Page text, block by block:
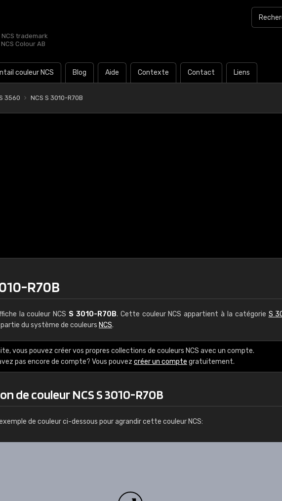
trademark
Colour AB
couleur NCS Blog Aide Contexte Contact Liens
3560 NCS S 3010-R70B
R70B
la couleur NCS S 3010-R70B. Cette couleur NCS appartient à la catégorie S
du système de couleurs NCS.
vous pouvez créer vos propres collections de couleurs NCS avec un compte.
pas encore de compte? Vous pouvez créer un compte gratuitement.
de couleur NCS S 3010-R70B
de couleur ci-dessous pour agrandir cette couleur NCS: